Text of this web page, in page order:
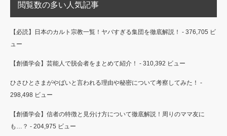
閲覧数の多い人気記事
【必読】日本のカルト宗教一覧！ヤバすぎる集団を徹底解説！ - 376,705 ビ
ュー
【創価学会】芸能人で脱会者をまとめて紹介！ - 310,392 ビュー
ひさひとさまがやばいと言われる理由や秘密について考察してみた！ -
298,498 ビュー
【創価学会】信者の特徴と見分け方について徹底解説！周りのママ友に
も…？ - 204,975 ビュー